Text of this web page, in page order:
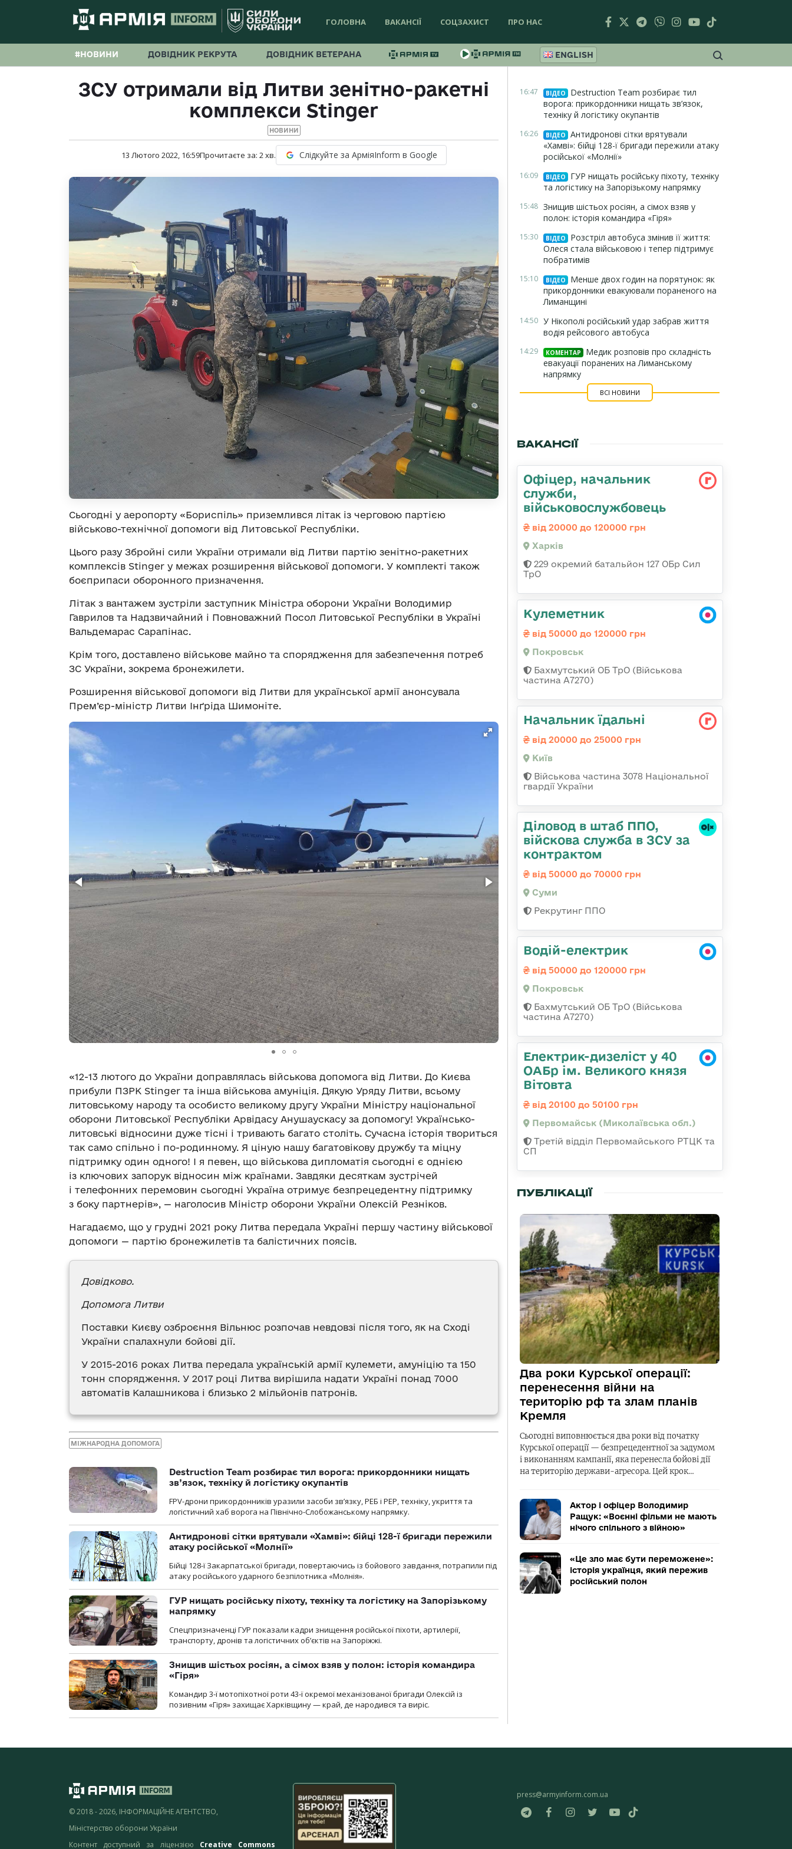
ГОЛОВНА ВАКАНСІЇ СОЦЗАХИСТ ПРО НАС
#НОВИНИ ДОВІДНИК РЕКРУТА ДОВІДНИК ВЕТЕРАНА ENGLISH
ЗСУ отримали від Литви зенітно-ракетні
комплекси Stinger
НОВИНИ
13 Лютого 2022, 16:59Прочитаєте за: 2хв. Слідкуйте за АрміяInform в Google
Сьогодні у аеропорту «Бориспіль» приземлився літак із черговою партією
військово-технічної допомоги від Литовської Республіки.
Цього разу Збройні сили України отримали від Литви партію зенітно-ракетних
комплексів Stinger у межах розширення військової допомоги. У комплекті також
боєприпаси оборонного призначення.
Літак з вантажем зустріли заступник Міністра оборони України Володимир
Гаврилов та Надзвичайний і Повноважний Посол Литовської Республіки в Україні
Вальдемарас Сарапінас.
Крім того, доставлено військове майно та спорядження для забезпечення потреб
ЗС України, зокрема бронежилети.
Розширення військової допомоги від Литви для української армії анонсувала
Прем’єр-міністр Литви Інґріда Шимоніте.
«12-13 лютого до України доправлялась військова допомога від Литви. До Києва
прибули ПЗРК Stinger та інша військова амуніція. Дякую Уряду Литви, всьому
литовському народу та особисто великому другу України Міністру національної
оборони Литовської Республіки Арвідасу Анушаускасу за допомогу! Українсько-
литовські відносини дуже тісні і тривають багато століть. Сучасна історія твориться
так само спільно і по-родинному. Я ціную нашу багатовікову дружбу та міцну
підтримку один одного! І я певен, що військова дипломатія сьогодні є однією
із ключових запорук відносин між країнами. Завдяки десяткам зустрічей
і телефонних перемовин сьогодні Україна отримує безпрецедентну підтримку
з боку партнерів», — наголосив Міністр оборони України Олексій Резніков.
Нагадаємо, що у грудні 2021 року Литва передала Україні першу частину військової
допомоги — партію бронежилетів та балістичних поясів.
Довідково.
Допомога Литви
Поставки Києву озброєння Вільнюс розпочав невдовзі після того, як на Сході
України спалахнули бойові дії.
У 2015-2016 роках Литва передала українській армії кулемети, амуніцію та 150
тонн спорядження. У 2017 році Литва вирішила надати Україні понад 7000
автоматів Калашникова і близько 2 мільйонів патронів.
МІЖНАРОДНА ДОПОМОГА
Destruction Team розбирає тил ворога: прикордонники нищать
зв’язок, техніку й логістику окупантів
FPV-дрони прикордонників уразили засоби зв’язку, РЕБ і РЕР, техніку, укриття та
логістичний хаб ворога на Північно-Слобожанському напрямку.
Антидронові сітки врятували «Хамві»: бійці 128-ї бригади пережили
атаку російської «Молнії»
Бійці 128-ї Закарпатської бригади, повертаючись із бойового завдання, потрапили під
атаку російського ударного безпілотника «Молнія».
ГУР нищать російську піхоту, техніку та логістику на Запорізькому
напрямку
Спецпризначенці ГУР показали кадри знищення російської піхоти, артилерії,
транспорту, дронів та логістичних об’єктів на Запоріжжі.
Знищив шістьох росіян, а сімох взяв у полон: історія командира
«Гіря»
Командир 3-ї мотопіхотної роти 43-ї окремої механізованої бригади Олексій із
позивним «Гіря» захищає Харківщину — край, де народився та виріс.
16:47 ВІДЕО
Destruction Team розбирає тил
ворога: прикордонники нищать зв’язок,
техніку й логістику окупантів
16:26 ВІДЕО
Антидронові сітки врятували
«Хамві»: бійці 128-ї бригади пережили атаку
російської «Молнії»
16:09 ВІДЕО
ГУР нищать російську піхоту, техніку
та логістику на Запорізькому напрямку
15:48 Знищив шістьох росіян, а сімох взяв у
полон: історія командира «Гіря»
15:30 ВІДЕО
Розстріл автобуса змінив її життя:
Олеся стала військовою і тепер підтримує
побратимів
15:10 ВІДЕО
Менше двох годин на порятунок: як
прикордонники евакуювали пораненого на
Лиманщині
14:50 У Нікополі російський удар забрав життя
водія рейсового автобуса
14:29 КОМЕНТАР
Медик розповів про складність
евакуації поранених на Лиманському
напрямку
ВСІ НОВИНИ
ВАКАНСІЇ
Офіцер, начальник
служби,
військовослужбовець
від 20000 до 120000 грн
Харків
229 окремий батальйон 127 ОБр Сил
ТрО
Кулеметник
від 50000 до 120000 грн
Покровськ
Бахмутський ОБ ТрО (Військова
частина А7270)
Начальник їдальні
від 20000 до 25000 грн
Київ
Військова частина 3078 Національної
гвардії України
Діловод в штаб ППО,
війскова служба в ЗСУ за
контрактом
від 50000 до 70000 грн
Суми
Рекрутинг ППО
Водій-електрик
від 50000 до 120000 грн
Покровськ
Бахмутський ОБ ТрО (Військова
частина А7270)
Електрик-дизеліст у 40
ОАБр ім. Великого князя
Вітовта
від 20100 до 50100 грн
Первомайськ (Миколаївська обл.)
Третій відділ Первомайського РТЦК та
СП
ПУБЛІКАЦІЇ
Два роки Курської операції:
перенесення війни на
територію рф та злам планів
Кремля
Сьогодні виповнюється два роки від початку
Курської операції — безпрецедентної за задумом
і виконанням кампанії, яка перенесла бойові дії
на територію держави-агресора. Цей крок…
Актор і офіцер Володимир
Ращук: «Воєнні фільми не мають
нічого спільного з війною»
«Це зло має бути переможене»:
історія українця, який пережив
російський полон
© 2018 - 2026, ІНФОРМАЦІЙНЕ АГЕНТСТВО,
Міністерство оборони України
Контент доступний за ліцензією Creative Commons
press@armyinform.com.ua